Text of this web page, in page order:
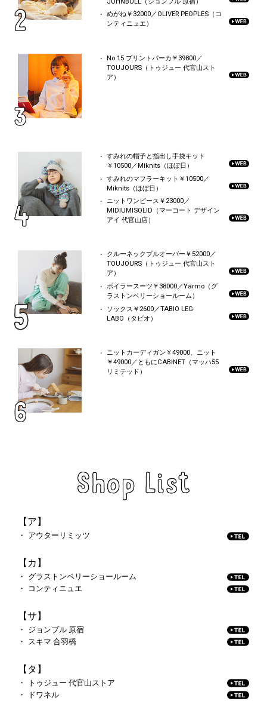
めがね￥32000／OLIVER PEOPLES（コ
ンティニュエ）
No.15 プリントパーカ￥39800／
TOUJOURS（トゥジュー 代官山スト
ア）
すみれの帽子と指出し手袋キット
￥10500／Miknits（ほぼ日）
すみれのマフラーキット￥10500／
Miknits（ほぼ日）
ニットワンピース￥23000／
MIDIUMISOLID（マーコート デザイン
アイ 代官山店）
クルーネックプルオーバー￥52000／
TOUJOURS（トゥジュー 代官山スト
ア）
ボイラースーツ￥38000／Yarmo（グ
ラストンベリーショールーム）
ソックス￥2600／TABIO LEG
LABO（タビオ）
ニットカーディガン￥49000、ニット
￥49000／ともにCABINET（マッハ55
リミテッド）
【ア】
アウターリミッツ
【カ】
グラストンベリーショールーム
コンティニュエ
【サ】
ジョンブル 原宿
スキマ 合羽橋
【タ】
トゥジュー 代官山ストア
ドワネル